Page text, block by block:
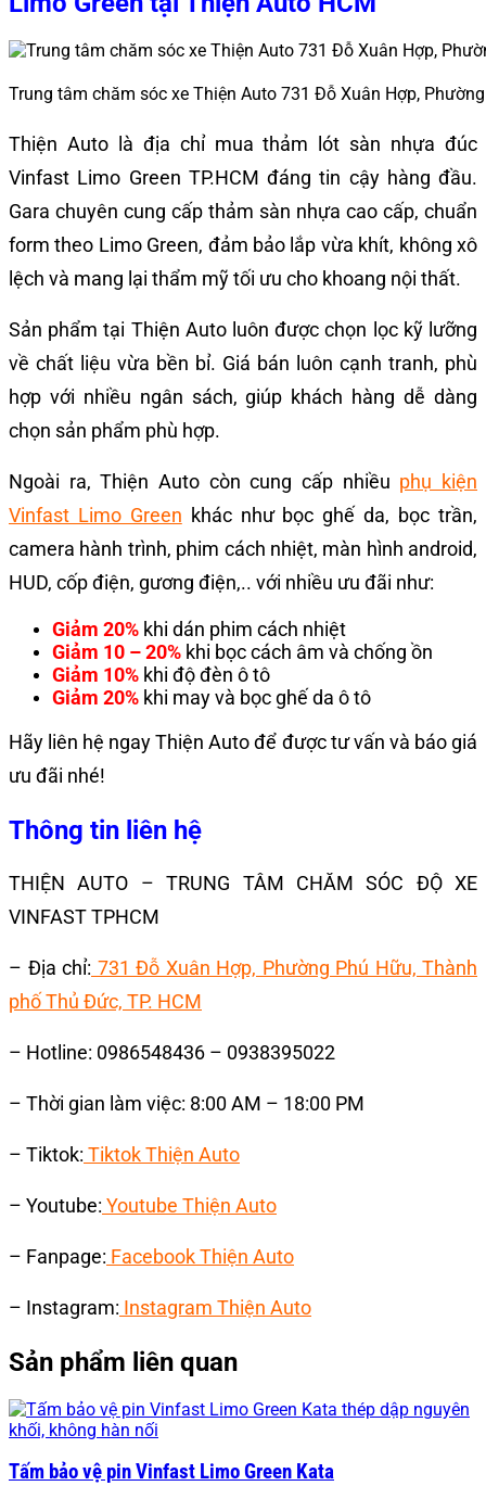
Trung tâm chăm sóc xe Thiện Auto 731 Đỗ Xuân Hợp,
Thiện Auto là địa chỉ mua thảm lót sàn nhựa đúc
Vinfast Limo Green TP.HCM đáng tin cậy hàng đầu.
Gara chuyên cung cấp thảm sàn nhựa cao cấp, chuẩn
form theo Limo Green, đảm bảo lắp vừa khít, không xô
lệch và mang lại thẩm mỹ tối ưu cho khoang nội thất.
Sản phẩm tại Thiện Auto luôn được chọn lọc kỹ lưỡng
về chất liệu vừa bền bỉ. Giá bán luôn cạnh tranh, phù
hợp với nhiều ngân sách, giúp khách hàng dễ dàng
chọn sản phẩm phù hợp.
Ngoài ra, Thiện Auto còn cung cấp nhiều phụ kiện
Vinfast Limo Green khác như bọc ghế da, bọc trần,
camera hành trình, phim cách nhiệt, màn hình android,
HUD, cốp điện, gương điện,.. với nhiều ưu đãi như:
Giảm 20% khi dán phim cách nhiệt
Giảm 10 – 20% khi bọc cách âm và chống ồn
Giảm 10% khi độ đèn ô tô
Giảm 20% khi may và bọc ghế da ô tô
Hãy liên hệ ngay Thiện Auto để được tư vấn và báo giá
ưu đãi nhé!
Thông tin liên hệ
THIỆN AUTO – TRUNG TÂM CHĂM SÓC ĐỘ XE
VINFAST TPHCM
– Địa chỉ: 731 Đỗ Xuân Hợp, Phường Phú Hữu, Thành
phố Thủ Đức, TP. HCM
– Hotline: 0986548436 – 0938395022
– Thời gian làm việc: 8:00 AM – 18:00 PM
– Tiktok: Tiktok Thiện Auto
– Youtube: Youtube Thiện Auto
– Fanpage: Facebook Thiện Auto
– Instagram: Instagram Thiện Auto
Sản phẩm liên quan
Tấm bảo vệ pin Vinfast Limo Green Kata